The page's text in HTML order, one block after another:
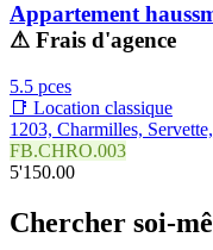
Appartement
⚠ Frais d'agence
5.5 pces
📑 Location classique
1203, Charmilles,
FB.CHRO.003
5'150.00
Chercher soi-